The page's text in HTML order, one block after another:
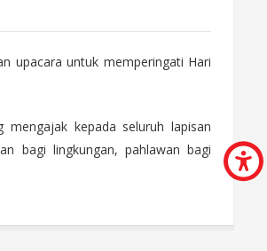
upacara untuk memperingati Hari
mengajak kepada seluruh lapisan
bagi lingkungan, pahlawan bagi